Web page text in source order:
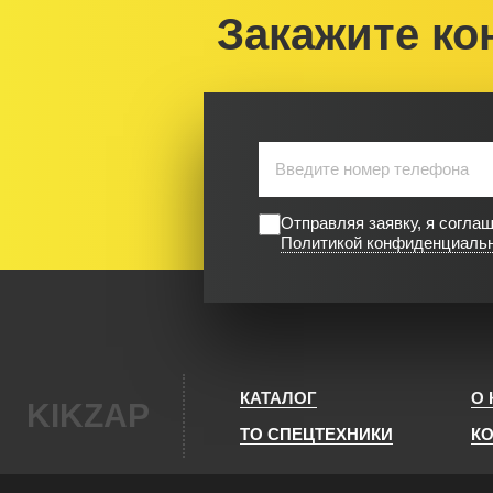
Закажите
Отправляя заявку, я
Политикой
KIKZAP КАТАЛОГ
О
ТО СПЕЦТЕХНИКИ